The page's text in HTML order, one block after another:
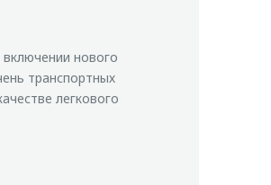
нового
транспортных
легкового